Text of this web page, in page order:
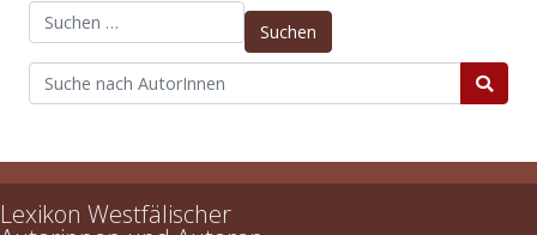
Suchen nach:
Lexikon Westfälischer